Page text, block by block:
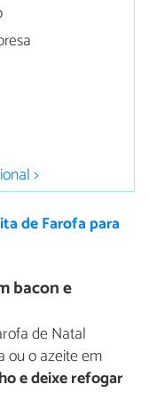
>
de Farofa para
bacon e
de Natal
ou o azeite em
e deixe refogar